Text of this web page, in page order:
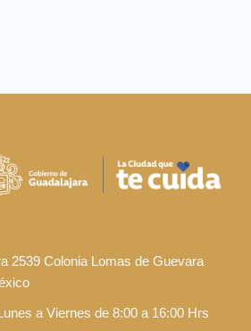
2539 Colonia Lomas de Guevara
a Viernes de 8:00 a 16:00 Hrs